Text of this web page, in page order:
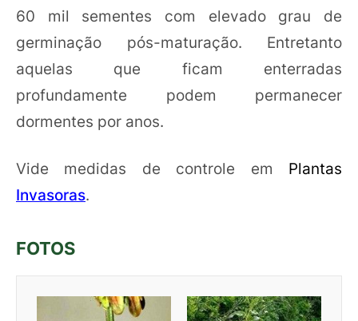
60 mil sementes com elevado grau de
germinação pós-maturação. Entretanto
aquelas que ficam enterradas
profundamente podem permanecer
dormentes por anos.
Vide medidas de controle em
Plantas
Invasoras.
FOTOS